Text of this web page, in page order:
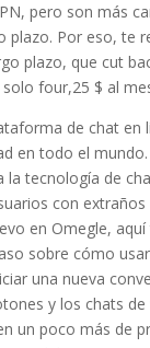
pero son más
plazo. Por eso, te
plazo, que cut
four,25 $ al
de chat en
en todo el
la tecnología de
con
en Omegle,
sobre cómo
una nueva
y los chats de
un poco más de